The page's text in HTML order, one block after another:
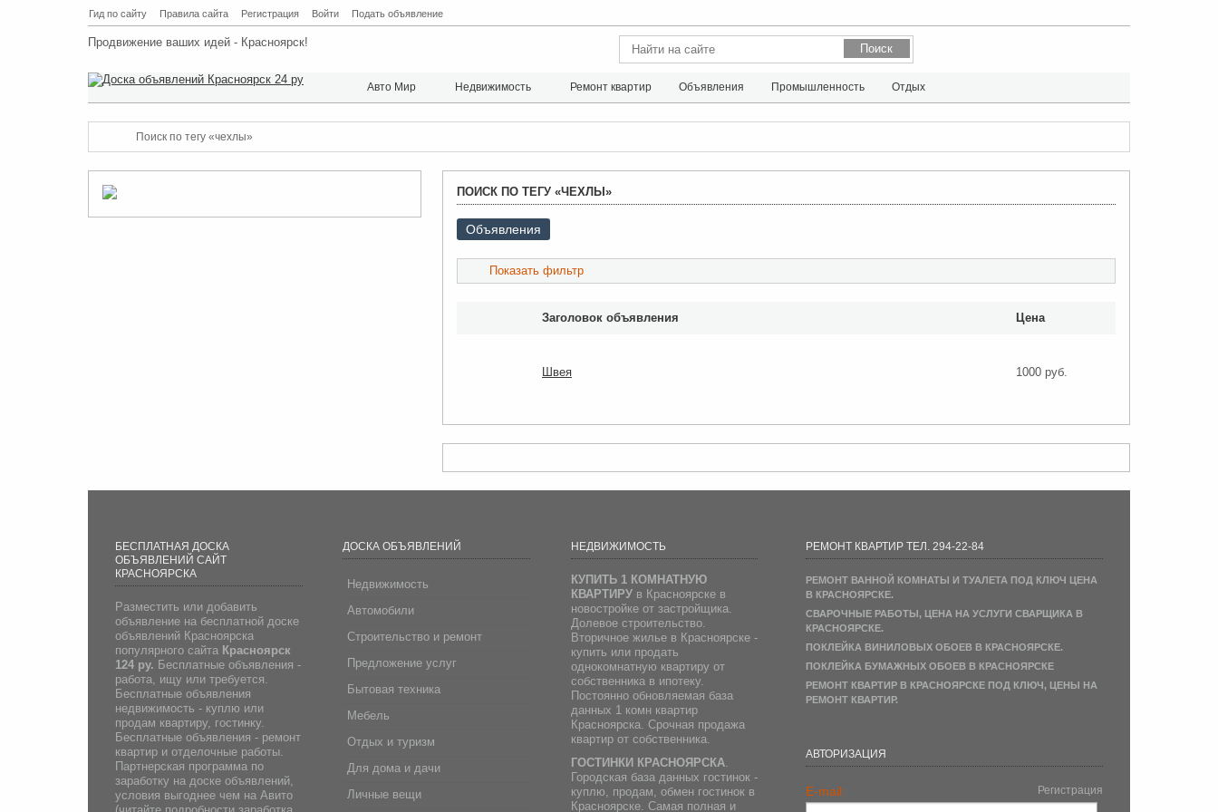
Гид по сайту Правила сайта Регистрация Войти Подать объявление
Продвижение ваших идей - Красноярск!
Авто Мир Недвижимость Ремонт квартир Объявления Промышленность Отдых
Поиск по тегу «чехлы»
ПОИСК ПО ТЕГУ «ЧЕХЛЫ»
Объявления
Показать фильтр
Заголовок объявления Цена
Швея 1000 руб.
БЕСПЛАТНАЯ ДОСКА
ОБЪЯВЛЕНИЙ САЙТ
КРАСНОЯРСКА
Разместить или добавить
объявление на бесплатной доске
объявлений Красноярска
популярного сайта Красноярск
124 ру. Бесплатные объявления -
работа, ищу или требуется.
Бесплатные объявления
недвижимость - куплю или
продам квартиру, гостинку.
Бесплатные объявления - ремонт
квартир и отделочные работы.
Партнерская программа по
заработку на доске объявлений,
условия выгоднее чем на Авито
ДОСКА ОБЪЯВЛЕНИЙ
Недвижимость
Автомобили
Строительство и ремонт
Предложение услуг
Бытовая техника
Мебель
Отдых и туризм
Для дома и дачи
Личные вещи
НЕДВИЖИМОСТЬ
КУПИТЬ 1 КОМНАТНУЮ
КВАРТИРУв Красноярске в
новостройке от застройщика.
Долевое строительство.
Вторичное жилье в Красноярске -
купить или продать
однокомнатную квартиру от
собственника в ипотеку.
Постоянно обновляемая база
данных 1 комн квартир
Красноярска. Срочная продажа
квартир от собственника.
ГОСТИНКИ КРАСНОЯРСКА.
Городская база данных гостинок -
куплю, продам, обмен гостинок в
Красноярске. Самая полная и
РЕМОНТ КВАРТИР ТЕЛ. 294-22-84
РЕМОНТ ВАННОЙ КОМНАТЫ И ТУАЛЕТА ПОД КЛЮЧ ЦЕНА
В КРАСНОЯРСКЕ.
СВАРОЧНЫЕ РАБОТЫ, ЦЕНА НА УСЛУГИ СВАРЩИКА В
КРАСНОЯРСКЕ.
ПОКЛЕЙКА ВИНИЛОВЫХ ОБОЕВ В КРАСНОЯРСКЕ.
ПОКЛЕЙКА БУМАЖНЫХ ОБОЕВ В КРАСНОЯРСКЕ
РЕМОНТ КВАРТИР В КРАСНОЯРСКЕ ПОД КЛЮЧ, ЦЕНЫ НА
РЕМОНТ КВАРТИР.
АВТОРИЗАЦИЯ
E-mail: Регистрация